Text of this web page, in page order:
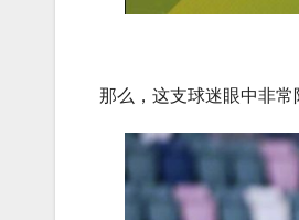
那么，这支球迷眼中非常